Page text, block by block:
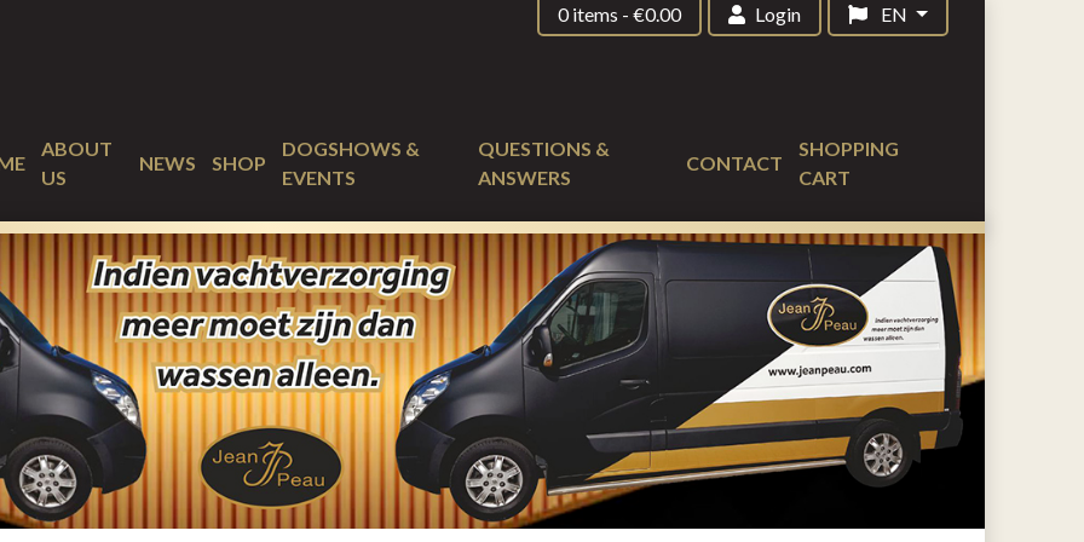
0 items -€0.00 Login EN
ABOUT
US
NEWS SHOP
DOGSHOWS &
EVENTS
QUESTIONS &
ANSWERS
CONTACT
SHOPPING
CART